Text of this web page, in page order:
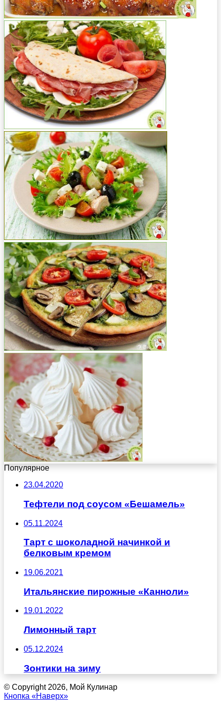
Популярное
23.04.2020
Тефтели под соусом «Бешамель»
05.11.2024
Тарт с шоколадной начинкой и
белковым кремом
19.06.2021
Итальянские пирожные «Канноли»
19.01.2022
Лимонный тарт
05.12.2024
Зонтики на зиму
© Copyright 2026, Мой Кулинар
Кнопка «Наверх»